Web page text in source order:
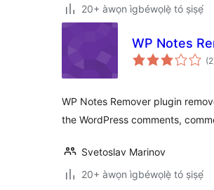
20+ àwọn ìgbéwọlẹ̀ tó ṣiṣẹ́
WP Notes
(2
WP Notes Remover plugin
the WordPress comments,
Svetoslav Marinov
20+ àwọn ìgbéwọlẹ̀ tó ṣiṣẹ́